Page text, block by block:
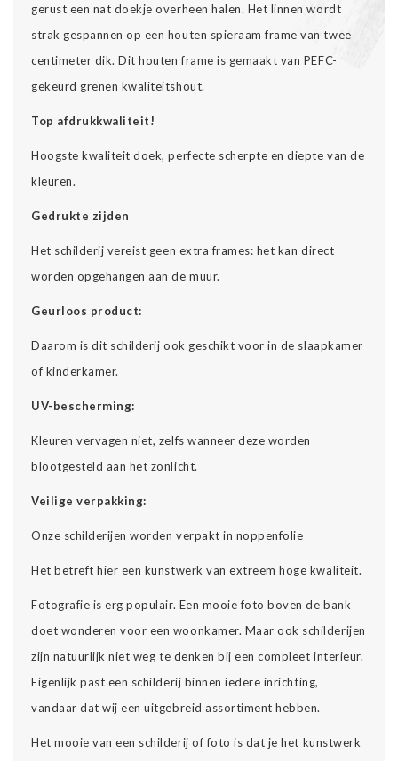
gerust een nat doekje overheen halen. Het linnen wordt
strak gespannen op een houten spieraam frame van twee
centimeter dik. Dit houten frame is gemaakt van PEFC-
gekeurd grenen kwaliteitshout.
Top afdrukkwaliteit!
Hoogste kwaliteit doek, perfecte scherpte en diepte van de
kleuren.
Gedrukte zijden
Het schilderij vereist geen extra frames: het kan direct
worden opgehangen aan de muur.
Geurloos product:
Daarom is dit schilderij ook geschikt voor in de slaapkamer
of kinderkamer.
UV-bescherming:
Kleuren vervagen niet, zelfs wanneer deze worden
blootgesteld aan het zonlicht.
Veilige verpakking:
Onze schilderijen worden verpakt in noppenfolie
Het betreft hier een kunstwerk van extreem hoge kwaliteit.
Fotografie is erg populair. Een mooie foto boven de bank
doet wonderen voor een woonkamer. Maar ook schilderijen
zijn natuurlijk niet weg te denken bij een compleet interieur.
Eigenlijk past een schilderij binnen iedere inrichting,
vandaar dat wij een uitgebreid assortiment hebben.
Het mooie van een schilderij of foto is dat je het kunstwerk